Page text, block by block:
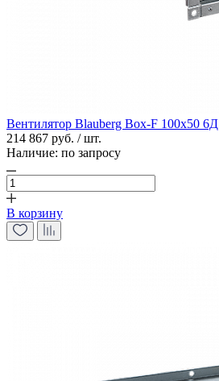
Вентилятор Blauberg Box-F 100х50 6Д
214 867 руб. / шт.
Наличие: по запросу
В корзину